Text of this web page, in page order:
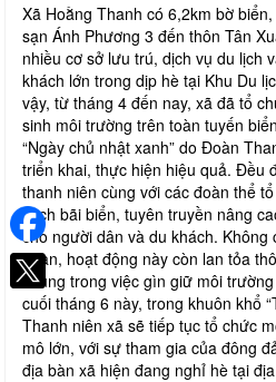
Xã Hoằng Thanh có 6,2km bờ
sạn Ánh Phương 3 đến thôn Tân
nhiều cơ sở lưu trú, dịch vụ du lịch
khách lớn trong dịp hè tại Khu Du
vậy, từ tháng 4 đến nay, xã đã tổ
sinh môi trường trên toàn tuyến
“Ngày chủ nhật xanh” do Đoàn
triển khai, thực hiện hiệu quả. Đều
thanh niên cùng với các đoàn thể
sạch bãi biển, tuyên truyền nâng
cho người dân và du khách.
quan, hoạt động này còn lan tỏa
chung trong việc gìn giữ môi
cuối tháng 6 này, trong khuôn khổ
Thanh niên xã sẽ tiếp tục tổ chức
mô lớn, với sự tham gia của đông
địa bàn xã hiện đang nghỉ hè tại